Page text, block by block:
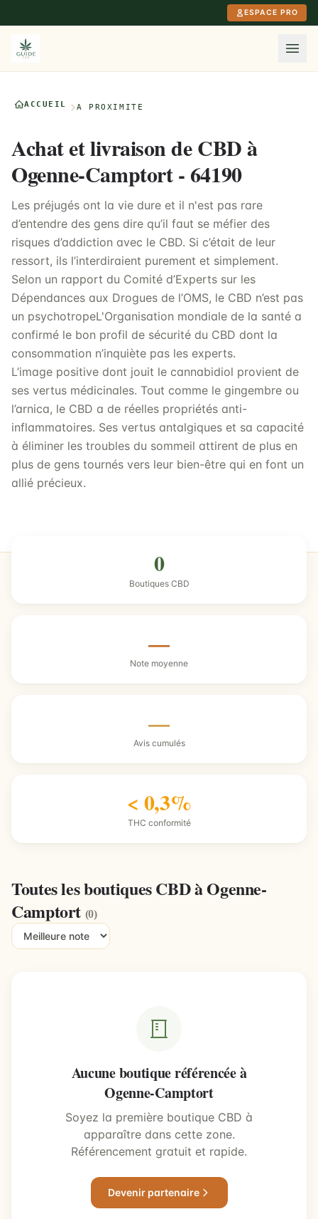
ESPACE PRO
ACCUEIL À PROXIMITÉ
Achat et livraison de CBD à
Ogenne-Camptort - 64190
Les préjugés ont la vie dure et il n'est pas rare
d’entendre des gens dire qu’il faut se méfier des
risques d’addiction avec le CBD. Si c’était de leur
ressort, ils l’interdiraient purement et simplement.
Selon un rapport du Comité d’Experts sur les
Dépendances aux Drogues de l’OMS, le CBD n’est pas
un psychotropeL'Organisation mondiale de la santé a
confirmé le bon profil de sécurité du CBD dont la
consommation n’inquiète pas les experts.
L’image positive dont jouit le cannabidiol provient de
ses vertus médicinales. Tout comme le gingembre ou
l’arnica, le CBD a de réelles propriétés anti-
inflammatoires. Ses vertus antalgiques et sa capacité
à éliminer les troubles du sommeil attirent de plus en
plus de gens tournés vers leur bien-être qui en font un
allié précieux.
0
Boutiques CBD
—
Note moyenne
—
Avis cumulés
< 0,3%
THC conformité
Toutes les boutiques CBD à Ogenne-
Camptort (0)
Aucune boutique référencée à
Ogenne-Camptort
Soyez la première boutique CBD à
apparaître dans cette zone.
Référencement gratuit et rapide.
Devenir partenaire